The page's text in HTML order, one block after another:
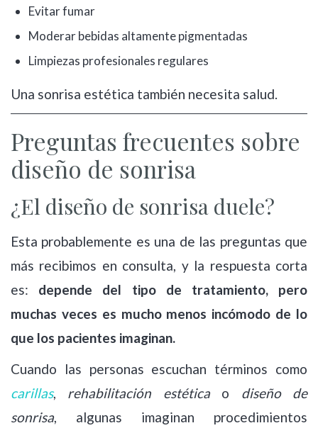
Evitar fumar
Moderar bebidas altamente pigmentadas
Limpiezas profesionales regulares
Una sonrisa estética también necesita salud.
Preguntas frecuentes sobre
diseño de sonrisa
¿El diseño de sonrisa duele?
Esta probablemente es una de las preguntas que
más recibimos en consulta, y la respuesta corta
es: depende del tipo de tratamiento, pero
muchas veces es mucho menos incómodo de lo
que los pacientes imaginan.
Cuando las personas escuchan términos como
carillas, rehabilitación estéticao diseño de
sonrisa, algunas imaginan procedimientos